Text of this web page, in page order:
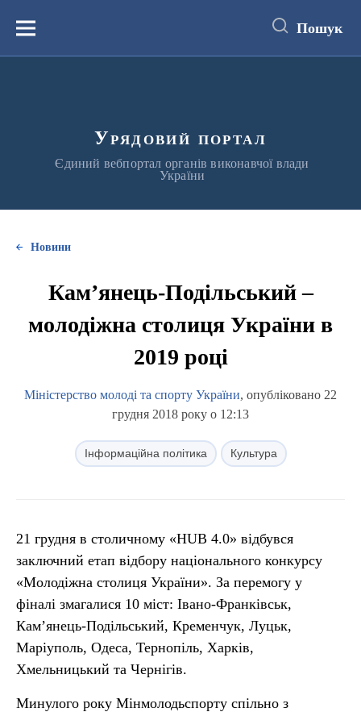
вмістуМеню Пошук
Урядовий портал
Єдиний вебпортал органів виконавчої влади
України
Новини
Кам’янець-Подільський –
молодіжна столиця України в
2019 році
Міністерство молоді та спорту України, опубліковано 22
грудня 2018 року о 12:13
Інформаційна політика Культура
21 грудня в столичному «HUB 4.0» відбувся
заключний етап відбору національного конкурсу
«Молодіжна столиця України». За перемогу у
фіналі змагалися 10 міст: Івано-Франківськ,
Кам’янець-Подільський, Кременчук, Луцьк,
Маріуполь, Одеса, Тернопіль, Харків,
Хмельницький та Чернігів.
Минулого року Мінмолодьспорту спільно з